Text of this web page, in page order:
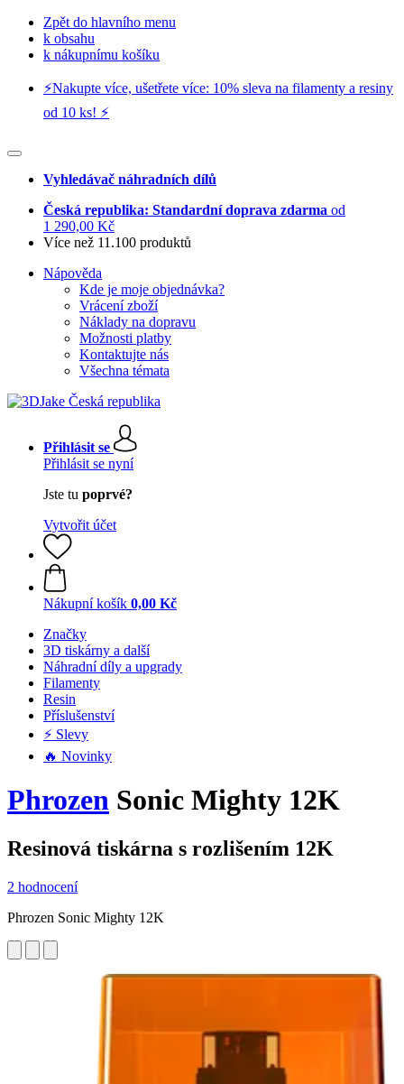
Zpět do hlavního menu
k obsahu
k nákupnímu košíku
⚡️Nakupte více, ušetřete více: 10% sleva na filamenty a resiny
od 10 ks! ⚡️
Vyhledávač náhradních dílů
Česká republika: Standardní doprava zdarma od
1 290,00 Kč
Více než 11.100 produktů
Nápověda
Kde je moje objednávka?
Vrácení zboží
Náklady na dopravu
Možnosti platby
Kontaktujte nás
Všechna témata
Přihlásit se
Přihlásit se nyní
Jste tu poprvé?
Vytvořit účet
Nákupní košík 0,00 Kč
Značky
3D tiskárny a další
Náhradní díly a upgrady
Filamenty
Resin
Příslušenství
⚡ Slevy
🔥 Novinky
Phrozen Sonic Mighty 12K
Resinová tiskárna s rozlišením 12K
2 hodnocení
Phrozen Sonic Mighty 12K